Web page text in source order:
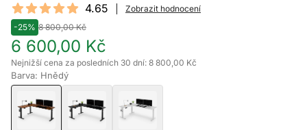
Reviews
4.65 out of 5 stars 4.65
Zobrazit hodnocení
-25% 8 800,00 Kč
6 600,00 Kč
Nejnižší cena za posledních 30 dní: 8 800,00 Kč
Barva: Hnědý